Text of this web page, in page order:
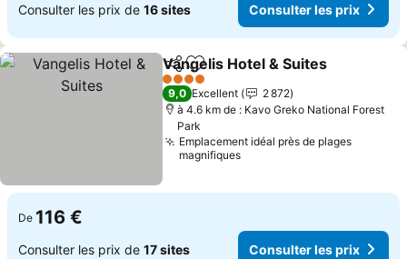
Consulter les prix de 16 sites Consulter les prix
PartagerAjouter à mes favoris
Vangelis Hotel & Suites
4 Étoiles
9,0 Excellent
2 872
à 4.6 km de : Kavo Greko National Forest
Park
Emplacement idéal près de plages
magnifiques
De 116 €
Consulter les prix de 17 sites Consulter les prix